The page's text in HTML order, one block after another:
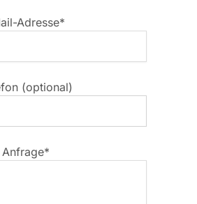
Adresse*
(optional)
Anfrage*